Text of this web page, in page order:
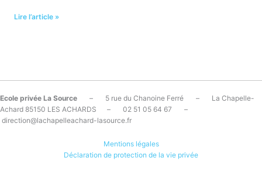
Lire l’article »
Ecole privée La Source – 5 rue du Chanoine Ferré – La Chapelle-
Achard 85150 LES ACHARDS – 02 51 05 64 67 –
direction@lachapelleachard-lasource.fr
Mentions légales
Déclaration de protection de la vie privée